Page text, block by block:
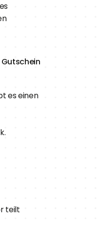
es einen
teilt